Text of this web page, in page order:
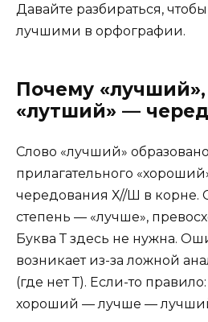
Давайте разбираться,
лучшими в орфографии.
Почему «лучший»,
«лутший» —
Слово «лучший»
прилагательного
чередования Х//Ш в корне.
степень — «лучше»,
Буква Т здесь не нужна.
возникает из-за ложной
(где нет Т). Если-то
хороший — лучше —